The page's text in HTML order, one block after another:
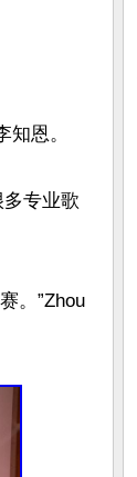
恩。
专业歌
。”Zhou